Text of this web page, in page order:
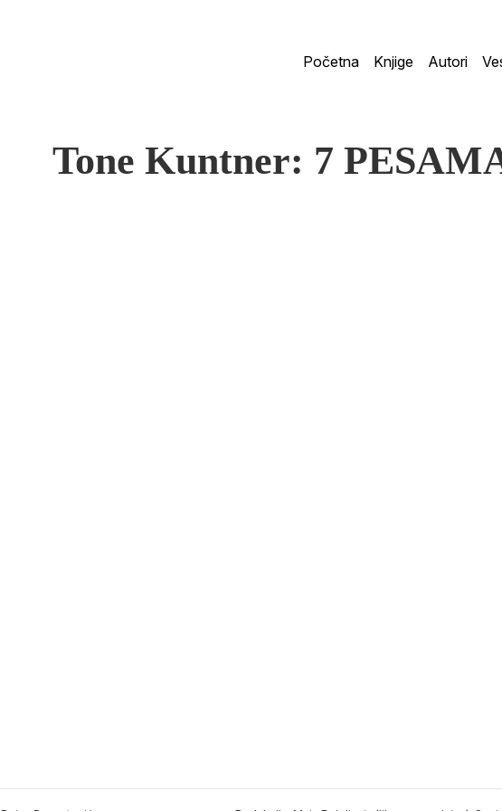
Početna Knjige Autori
Tone Kuntner: 7